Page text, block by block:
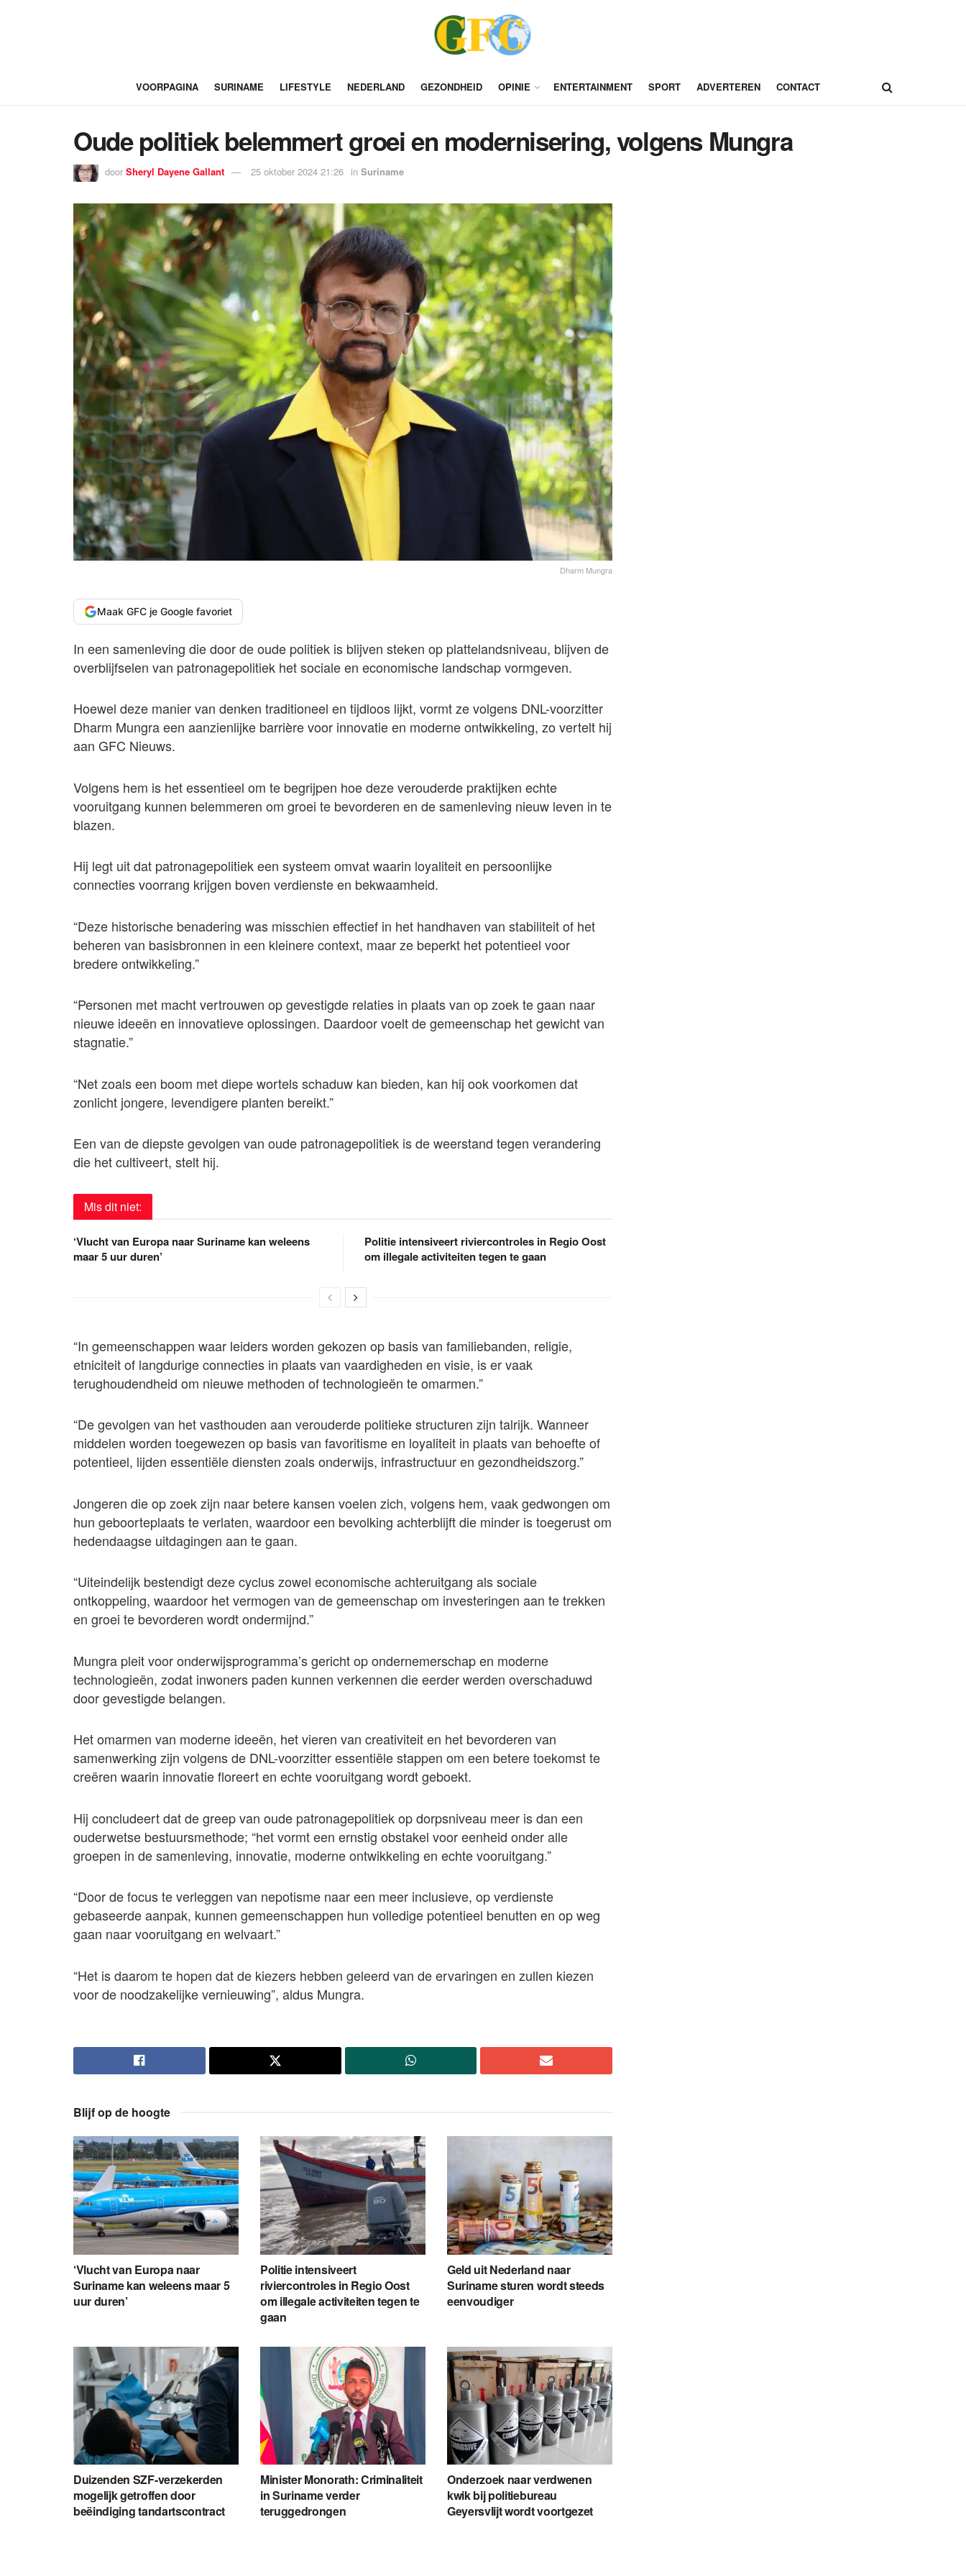
VOORPAGINA SURINAME LIFESTYLE NEDERLAND GEZONDHEID OPINIE ENTERTAINMENT SPORT ADVERTEREN CONTACT
Oude politiek belemmert groei en modernisering, volgens Mungra
door Sheryl Dayene Gallant 25 oktober 2024 21:26 in Suriname
Dharm Mungra
Maak GFC je Google favoriet
In een samenleving die door de oude politiek is blijven steken op plattelandsniveau, blijven de
overblijfselen van patronagepolitiek het sociale en economische landschap vormgeven.
Hoewel deze manier van denken traditioneel en tijdloos lijkt, vormt ze volgens DNL-voorzitter
Dharm Mungra een aanzienlijke barrière voor innovatie en moderne ontwikkeling, zo vertelt hij
aan GFC Nieuws.
Volgens hem is het essentieel om te begrijpen hoe deze verouderde praktijken echte
vooruitgang kunnen belemmeren om groei te bevorderen en de samenleving nieuw leven in te
blazen.
Hij legt uit dat patronagepolitiek een systeem omvat waarin loyaliteit en persoonlijke
connecties voorrang krijgen boven verdienste en bekwaamheid.
“Deze historische benadering was misschien effectief in het handhaven van stabiliteit of het
beheren van basisbronnen in een kleinere context, maar ze beperkt het potentieel voor
bredere ontwikkeling.”
“Personen met macht vertrouwen op gevestigde relaties in plaats van op zoek te gaan naar
nieuwe ideeën en innovatieve oplossingen. Daardoor voelt de gemeenschap het gewicht van
stagnatie.”
“Net zoals een boom met diepe wortels schaduw kan bieden, kan hij ook voorkomen dat
zonlicht jongere, levendigere planten bereikt.”
Een van de diepste gevolgen van oude patronagepolitiek is de weerstand tegen verandering
die het cultiveert, stelt hij.
Mis dit niet:
‘Vlucht van Europa naar Suriname kan weleens
maar 5 uur duren’
Politie intensiveert riviercontroles in Regio Oost
om illegale activiteiten tegen te gaan
“In gemeenschappen waar leiders worden gekozen op basis van familiebanden, religie,
etniciteit of langdurige connecties in plaats van vaardigheden en visie, is er vaak
terughoudendheid om nieuwe methoden of technologieën te omarmen.”
“De gevolgen van het vasthouden aan verouderde politieke structuren zijn talrijk. Wanneer
middelen worden toegewezen op basis van favoritisme en loyaliteit in plaats van behoefte of
potentieel, lijden essentiële diensten zoals onderwijs, infrastructuur en gezondheidszorg.”
Jongeren die op zoek zijn naar betere kansen voelen zich, volgens hem, vaak gedwongen om
hun geboorteplaats te verlaten, waardoor een bevolking achterblijft die minder is toegerust om
hedendaagse uitdagingen aan te gaan.
“Uiteindelijk bestendigt deze cyclus zowel economische achteruitgang als sociale
ontkoppeling, waardoor het vermogen van de gemeenschap om investeringen aan te trekken
en groei te bevorderen wordt ondermijnd.”
Mungra pleit voor onderwijsprogramma’s gericht op ondernemerschap en moderne
technologieën, zodat inwoners paden kunnen verkennen die eerder werden overschaduwd
door gevestigde belangen.
Het omarmen van moderne ideeën, het vieren van creativiteit en het bevorderen van
samenwerking zijn volgens de DNL-voorzitter essentiële stappen om een betere toekomst te
creëren waarin innovatie floreert en echte vooruitgang wordt geboekt.
Hij concludeert dat de greep van oude patronagepolitiek op dorpsniveau meer is dan een
ouderwetse bestuursmethode; “het vormt een ernstig obstakel voor eenheid onder alle
groepen in de samenleving, innovatie, moderne ontwikkeling en echte vooruitgang.”
“Door de focus te verleggen van nepotisme naar een meer inclusieve, op verdienste
gebaseerde aanpak, kunnen gemeenschappen hun volledige potentieel benutten en op weg
gaan naar vooruitgang en welvaart.”
“Het is daarom te hopen dat de kiezers hebben geleerd van de ervaringen en zullen kiezen
voor de noodzakelijke vernieuwing”, aldus Mungra.
Blijf op de hoogte
‘Vlucht van Europa naar
Suriname kan weleens maar 5
uur duren’
Politie intensiveert
riviercontroles in Regio Oost
om illegale activiteiten tegen te
gaan
Geld uit Nederland naar
Suriname sturen wordt steeds
eenvoudiger
Duizenden SZF-verzekerden
mogelijk getroffen door
beëindiging tandartscontract
Minister Monorath: Criminaliteit
in Suriname verder
teruggedrongen
Onderzoek naar verdwenen
kwik bij politiebureau
Geyersvlijt wordt voortgezet